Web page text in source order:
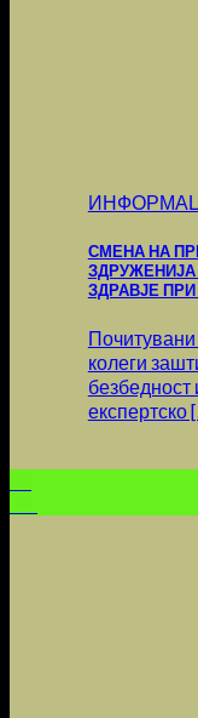
СМЕНА НА
ЗДРАВЈЕ
колеги
безбедност
експертско